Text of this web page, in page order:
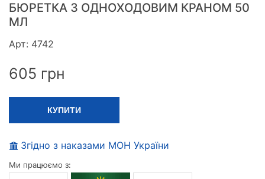
БЮРЕТКА З ОДНОХОДОВИМ КРАНОМ 50
МЛ
Арт: 4742
605 грн
КУПИТИ
Згідно з наказами МОН України
Ми працюємо з: